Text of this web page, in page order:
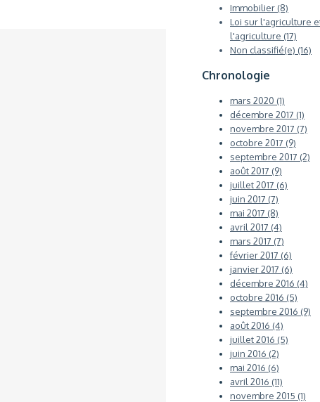
Immobilier (8)
Loi sur l'agriculture
l'agriculture (17)
Non classifié(e) (16)
Chronologie
mars 2020 (1)
décembre 2017 (1)
novembre 2017 (7)
octobre 2017 (9)
septembre 2017 (2)
août 2017 (9)
juillet 2017 (6)
juin 2017 (7)
mai 2017 (8)
avril 2017 (4)
mars 2017 (7)
février 2017 (6)
janvier 2017 (6)
décembre 2016 (4)
octobre 2016 (5)
septembre 2016 (9)
août 2016 (4)
juillet 2016 (5)
juin 2016 (2)
mai 2016 (6)
avril 2016 (11)
novembre 2015 (1)